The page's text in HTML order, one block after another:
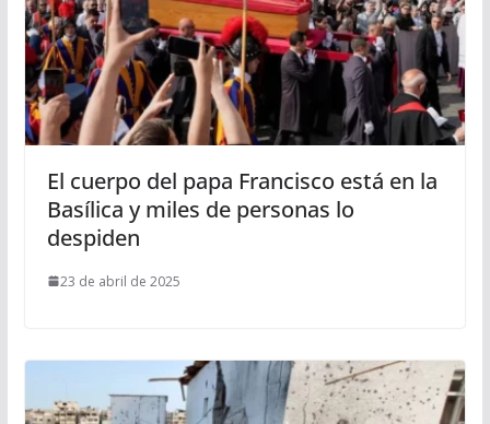
El cuerpo del papa Francisco está en la
Basílica y miles de personas lo
despiden
23 de abril de 2025